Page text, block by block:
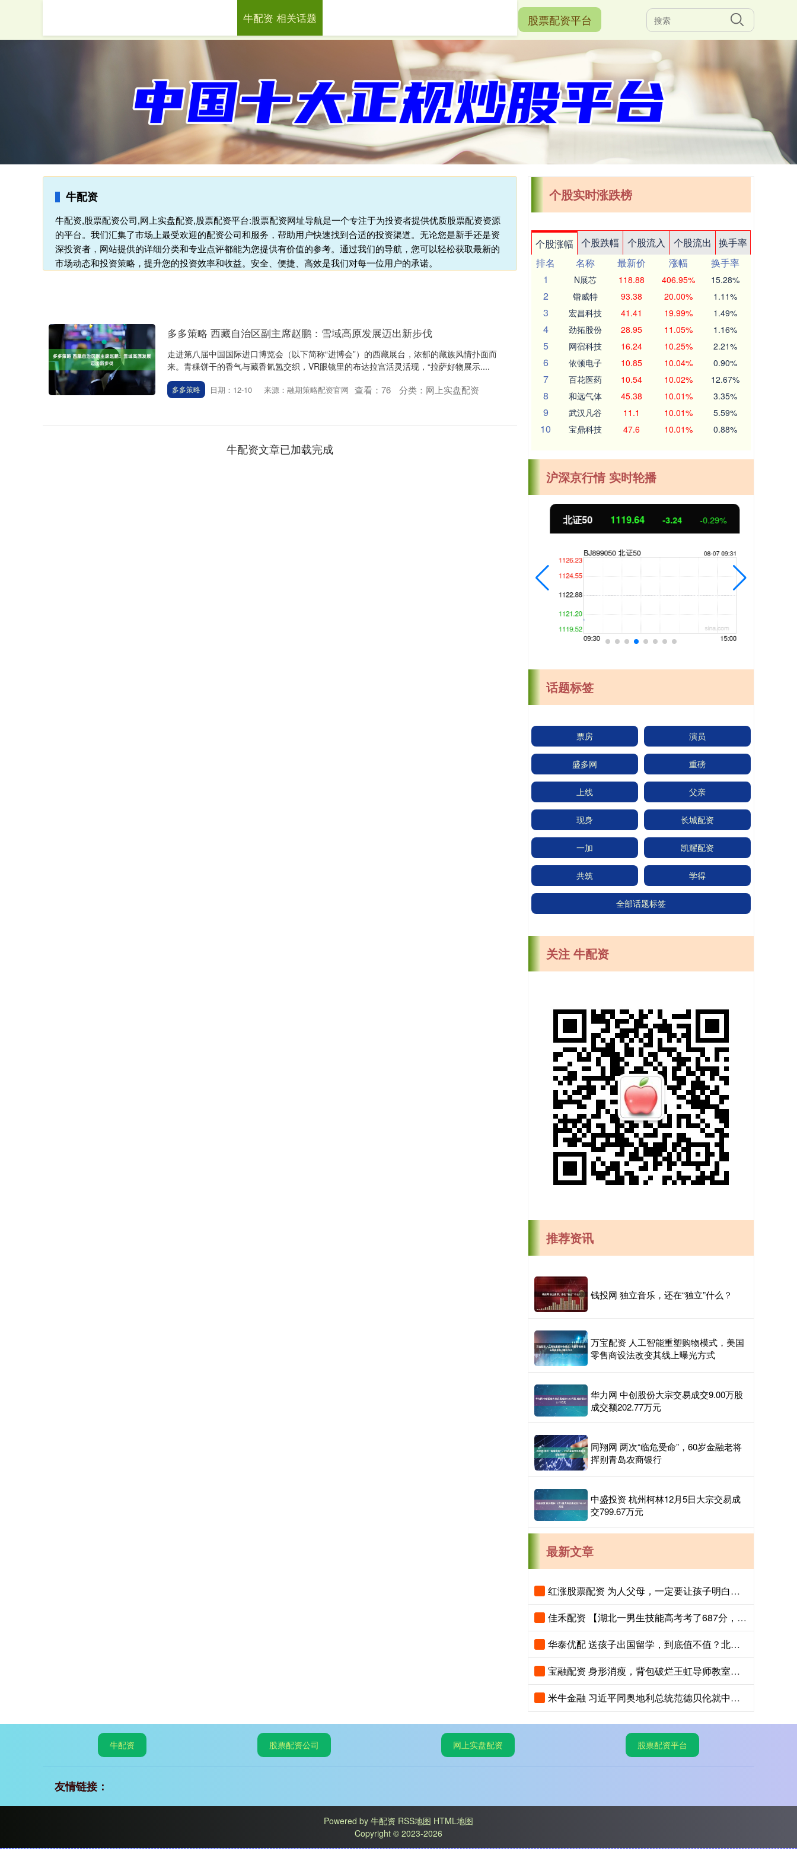
牛配资 股票配资平台
牛配资
牛配资,股票配资公司,网上实盘配资,股票配资平台:股票配资网址导航是一个专注于为投资者提供优质股票配资资源
的平台。我们汇集了市场上最受欢迎的配资公司和服务，帮助用户快速找到合适的投资渠道。无论您是新手还是资
深投资者，网站提供的详细分类和专业点评都能为您提供有价值的参考。通过我们的导航，您可以轻松获取最新的
市场动态和投资策略，提升您的投资效率和收益。安全、便捷、高效是我们对每一位用户的承诺。
牛配资 相关话题
多多策略 西藏自治区副主席赵鹏：雪域高原发展迈出新步伐
走进第八届中国国际进口博览会（以下简称“进博会”）的西藏展台，浓郁的藏族风情扑面而
来。青稞饼干的香气与藏香氤氲交织，VR眼镜里的布达拉宫活灵活现，“拉萨好物展示....
多多策略 日期：12-10 来源：融期策略配资官网 查看： 76 分类： 网上实盘配资
牛配资文章已加载完成
个股实时涨跌榜
个股涨幅 个股跌幅 个股流入 个股流出
换手率
排名
名称 最新价 涨幅
换手率
1
N展芯 118.88 406.95% 15.28%
2 锴威特 93.38 20.00% 1.11%
3 宏昌科技 41.41 19.99% 1.49%
4 劲拓股份 28.95 11.05% 1.16%
5 网宿科技 16.24 10.25% 2.21%
6 依顿电子 10.85 10.04% 0.90%
7 百花医药 10.54 10.02% 12.67%
8 和远气体 45.38 10.01% 3.35%
9 武汉凡谷 11.1 10.01% 5.59%
10 宝鼎科技 47.6 10.01% 0.88%
沪深京行情 实时轮播
北证50 1119.64 -3.24 -0.29%
话题标签
票房 演员
盛多网 重磅
上线 父亲
现身 长城配资
一加 凯耀配资
共筑 学得
全部话题标签
关注 牛配资
推荐资讯
钱投网 独立音乐，还在“独立”什么？
万宝配资 人工智能重塑购物模式，美国
零售商设法改变其线上曝光方式
华力网 中创股份大宗交易成交9.00万股
成交额202.77万元
同翔网 两次“临危受命”，60岁金融老将
挥别青岛农商银行
中盛投资 杭州柯林12月5日大宗交易成
交799.67万元
最新文章
红涨股票配资 为人父母，一定要让孩子明白，拼命读书，是在给三代人铺路
佳禾配资 【湖北一男生技能高考考了687分，已被武汉职业技术大学录取，查到录取
华泰优配 送孩子出国留学，到底值不值？北大教授说出了真相
宝融配资 身形消瘦，背包破烂王虹导师教室外的背影，看的多少教授汗颜
米牛金融 习近平同奥地利总统范德贝伦就中奥建交55周年互致贺电
牛配资 股票配资公司 网上实盘配资 股票配资平台
友情链接：
Powered by 牛配资 RSS地图 HTML地图
Copyright © 2023-2026